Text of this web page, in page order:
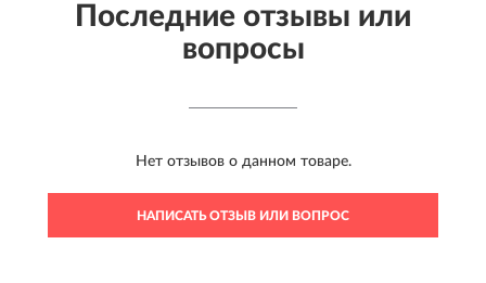
Последние отзывы или
вопросы
Нет отзывов о данном товаре.
НАПИСАТЬ ОТЗЫВ ИЛИ ВОПРОС